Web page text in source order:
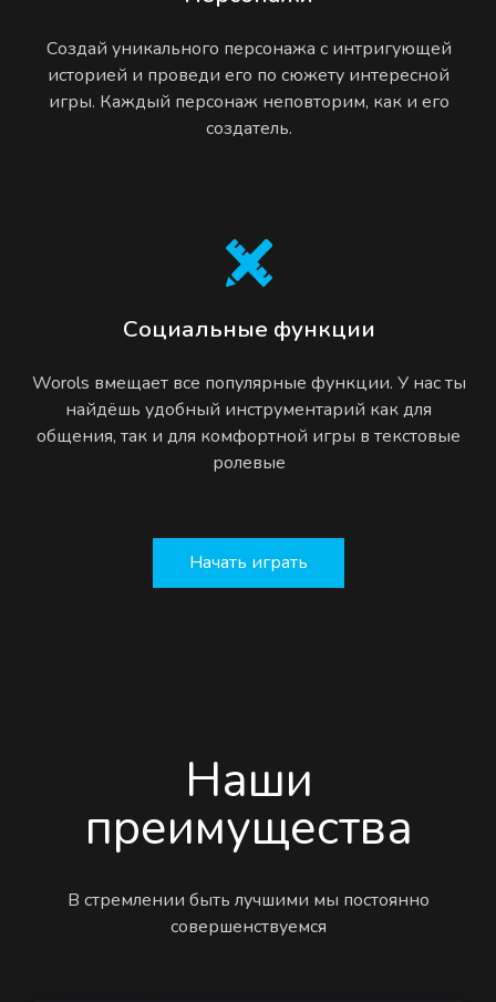
Создай уникального персонажа с интригующей
историей и проведи его по сюжету интересной
игры. Каждый персонаж неповторим, как и его
создатель.
Социальные функции
Worols вмещает все популярные функции. У нас ты
найдёшь удобный инструментарий как для
общения, так и для комфортной игры в текстовые
ролевые
Начать играть
Наши
преимущества
В стремлении быть лучшими мы постоянно
совершенствуемся